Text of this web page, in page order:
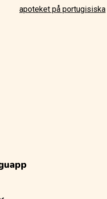
apoteket på portugisiska